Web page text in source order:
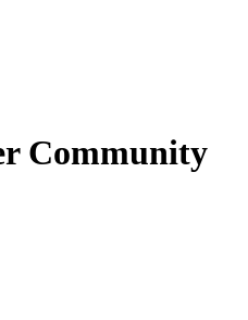
Community